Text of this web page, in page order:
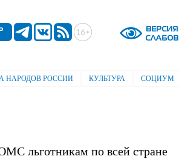
содержанию
НАРОДОВ РОССИИ КУЛЬТУРА СОЦИУМ
льготникам по всей стране